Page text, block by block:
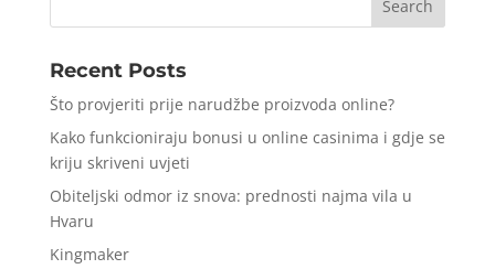
Recent Posts
Što provjeriti prije narudžbe proizvoda online?
Kako funkcioniraju bonusi u online casinima i gdje se
kriju skriveni uvjeti
Obiteljski odmor iz snova: prednosti najma vila u
Hvaru
Kingmaker